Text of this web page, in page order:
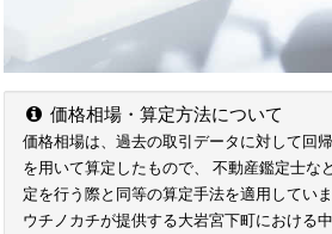
価格相場・算定方法について
価格相場は、過去の取引データに対して回
を用いて算定したもので、 不動産鑑定士な
定を行う際と同等の算定手法を適用していま
ウチノカチが提供する大岩宮下町における